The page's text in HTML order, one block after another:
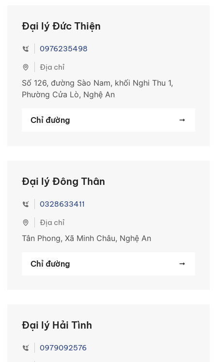
Đại lý Đức Thiện
0976235498
Địa chỉ
Số 126, đường Sào Nam, khối Nghi Thu 1,
Phường Cửa Lò, Nghệ An
Chỉ đường
Đại lý Đông Thân
0328633411
Địa chỉ
Tân Phong, Xã Minh Châu, Nghệ An
Chỉ đường
Đại lý Hải Tình
0979092576